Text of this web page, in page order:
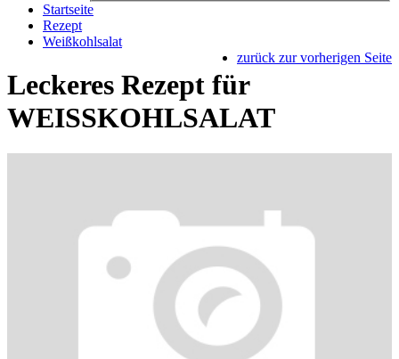
Startseite
Rezept
Weißkohlsalat
zurück zur vorherigen Seite
Leckeres Rezept für
WEISSKOHLSALAT